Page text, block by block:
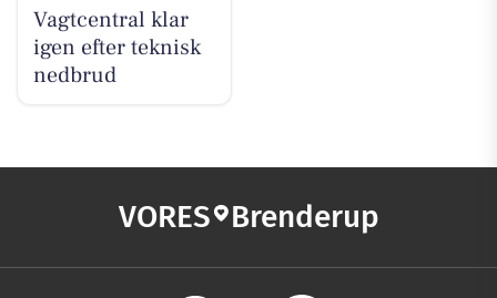
Vagtcentral klar
igen efter teknisk
nedbrud
VORES Brenderup